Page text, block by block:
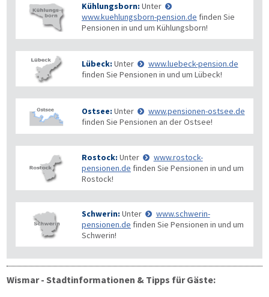
Kühlungsborn: Unter
www.kuehlungsborn-pension.de finden Sie
Pensionen in und um Kühlungsborn!
Lübeck: Unter
www.luebeck-pension.de
finden Sie Pensionen in und um Lübeck!
Ostsee: Unter
www.pensionen-ostsee.de
finden Sie Pensionen an der Ostsee!
Rostock: Unter
www.rostock-
pensionen.de finden Sie Pensionen in und um
Rostock!
Schwerin: Unter
www.schwerin-
pensionen.de finden Sie Pensionen in und um
Schwerin!
Wismar - Stadtinformationen & Tipps für Gäste: